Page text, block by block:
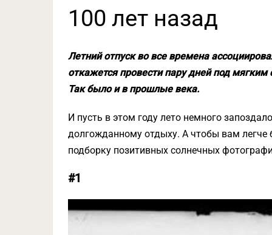
100 лет назад
Летний отпуск во все времена
откажется провести пару дней под
Так было и в прошлые века.
И пусть в этом году лето немного
долгожданному отдыху. А чтобы вам
подборку позитивных солнечных
#1